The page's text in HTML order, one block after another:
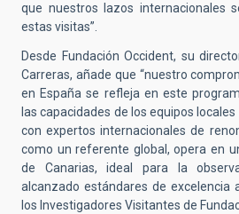
que nuestros lazos internacionales
estas visitas”.
Desde Fundación Occident, su
Carreras, añade que “nuestro
en España se refleja en este
las capacidades de los equipos
con expertos internacionales de
como un referente global, opera en
de Canarias, ideal para la
alcanzado estándares de excelencia
los Investigadores Visitantes de